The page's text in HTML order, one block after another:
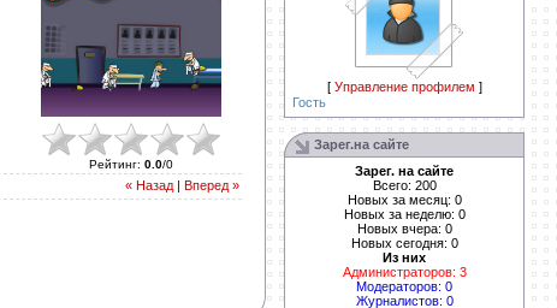
Рейтинг: 0.0/0
« Назад Вперед »
[ Управление профилем ]
Гость
Зарег.на сайте
Зарег. на сайте
Всего: 200
Новых за месяц: 0
Новых за неделю: 0
Новых вчера: 0
Новых сегодня: 0
Из них
Администраторов: 3
Модераторов: 0
Журналистов: 0